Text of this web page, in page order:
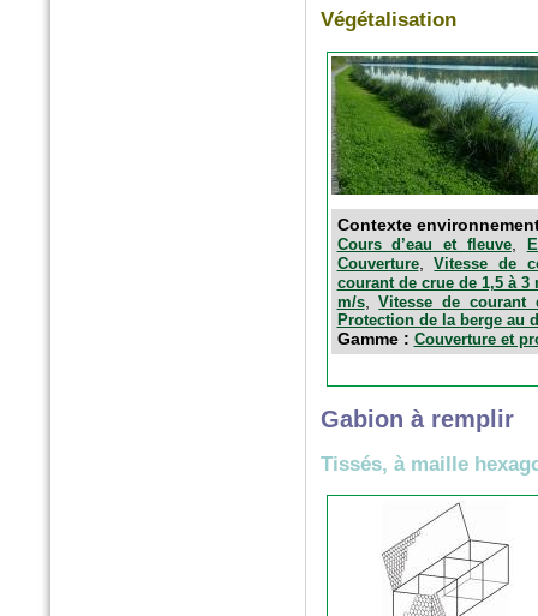
Végétalisation
Contexte
Cours d’eau et fleuve,
Couverture,Vitesse de
courant de crue de 1,5 à 3
m/s,Vitesse de
Protection de la berge au
Gamme : Couverture et
Gabion à remplir
Tissés, à maille